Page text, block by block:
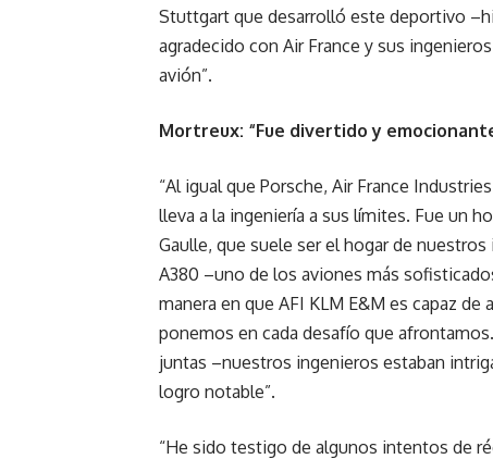
Stuttgart que desarrolló este deportivo
agradecido con Air France y sus
avión”.
Mortreux: “Fue divertido y
“Al igual que Porsche, Air France
lleva a la ingeniería a sus límites. Fue un
Gaulle, que suele ser el hogar de
A380 –uno de los aviones más
manera en que AFI KLM E&M es capaz
ponemos en cada desafío que
juntas –nuestros ingenieros estaban
logro notable”.
“He sido testigo de algunos intentos de